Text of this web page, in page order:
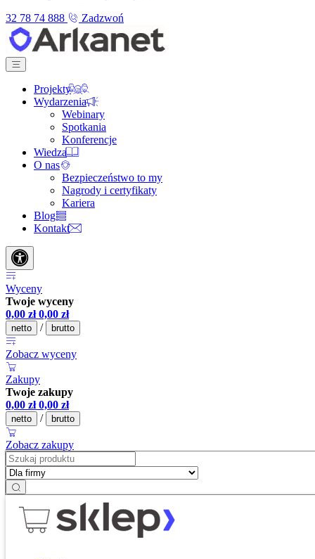
32 78 74 888
Zadzwoń
Projekty
Wydarzenia
Webinary
Spotkania
Konferencje
Wiedza
O nas
Bezpieczeństwo to my
Nagrody i certyfikaty
Kariera
Blog
Kontakt
Wyceny
Twoje wyceny
0,00 zł 0,00 zł
netto / brutto
Zobacz wyceny
Zakupy
Twoje zakupy
0,00 zł 0,00 zł
netto / brutto
Zobacz zakupy